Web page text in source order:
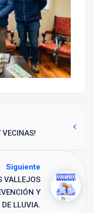
VECINAS!
Siguiente
VALLEJOS
Y
LLUVIA.